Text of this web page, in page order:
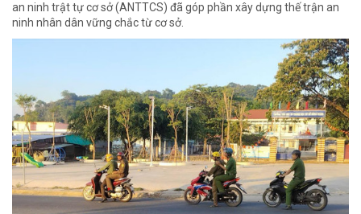
an ninh trật tự cơ sở (ANTTCS) đã góp phần xây dựng thế trận an
ninh nhân dân vững chắc từ cơ sở.